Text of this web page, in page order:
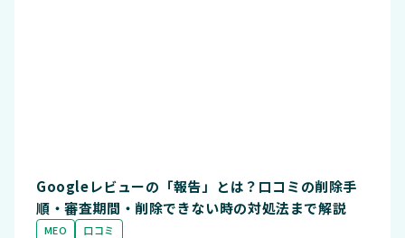
Googleレビューの「報告」とは？口コミの削除手
順・審査期間・削除できない時の対処法まで解説
MEO
口コミ